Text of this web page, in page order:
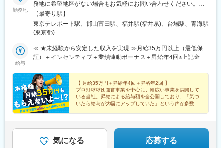
勤務地
務地に希望地区がない場合もお気軽にお問い合わせください。≪
希望に沿わない転勤なし ★ 東京を拠点に地方都市に貢献≫■東京
本社／東京都江東区青海1-1-20 ダイバーシティ東京 オフィスタワ
ー 12F■東北オフィス／福島県郡山市八山田3丁目22■北陸オフィ
【最寄り駅】
東京テレポート駅、郡山富田駅、福井駅(福井県)、台場駅、青海駅
(東京都)
給与
≪ ★未経験から安定した収入を実現 ≫月給35万円以上（最低保
証）＋インセンティブ＋業績連動ボーナス＋昇給年4回※上記金額
す。超過分は別途支給。※最大6ヶ月の試用期間あり（期間中は月
給32万円となります/45時間分の固定残業代7万8300円～を含む/
超過分は別途支給）。※経験や能力を考慮の上、金額を決定しま
す。
【 月給35万円＋昇給年4回＋昇格年2回 】
プロ野球球団運営事業を中心に、幅広い事業を展開して
いる当社。昇給による給与額を全公開しており、「気づ
いたら給与が大幅にアップしていた」という声が多数。
気になる 応募する